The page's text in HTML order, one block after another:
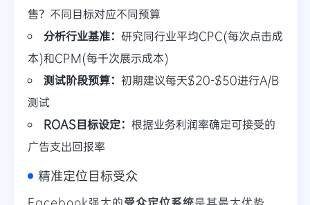
售？不同目标对应不同预算
分析行业基准： 研究同行业平均CPC(每次点击成
本)和CPM(每千次展示成本)
测试阶段预算： 初期建议每天$20-$50进行A/B
测试
ROAS目标设定： 根据业务利润率确定可接受的
广告支出回报率
精准定位目标受众
Facebook强大的受众定位系统是其最大优势。